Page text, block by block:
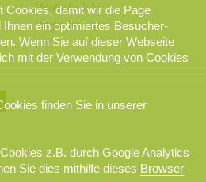
Mitglieder-Info
Mitglieder-Login
Cookies, damit wir die Page
ein optimiertes Besucher-
Wenn Sie auf dieser Webseite
mit der Verwendung von Cookies
finden Sie in unserer
z.B. durch Google Analytics
Sie dies mithilfe dieses Browser